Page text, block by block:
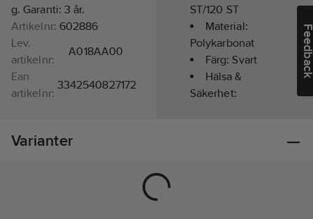
g. Garanti: 3 år.
Artikelnr: 602886
Lev.
artikelnr:
A018AA00
Ean
artikelnr:
3342540827172
ST/120 ST
Material:
Polykarbonat
Färg:Svart
Hälsa &
Säkerhet:
Varianter